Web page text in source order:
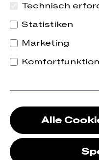
Rosé
Technisch
Statistiken
Marketing
Alle